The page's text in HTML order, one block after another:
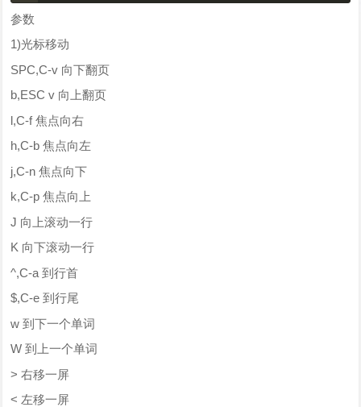
参数
1)光标移动
SPC,C-v 向下翻页
b,ESC v 向上翻页
l,C-f 焦点向右
h,C-b 焦点向左
j,C-n 焦点向下
k,C-p 焦点向上
J 向上滚动一行
K 向下滚动一行
^,C-a 到行首
$,C-e 到行尾
w 到下一个单词
W 到上一个单词
> 右移一屏
< 左移一屏